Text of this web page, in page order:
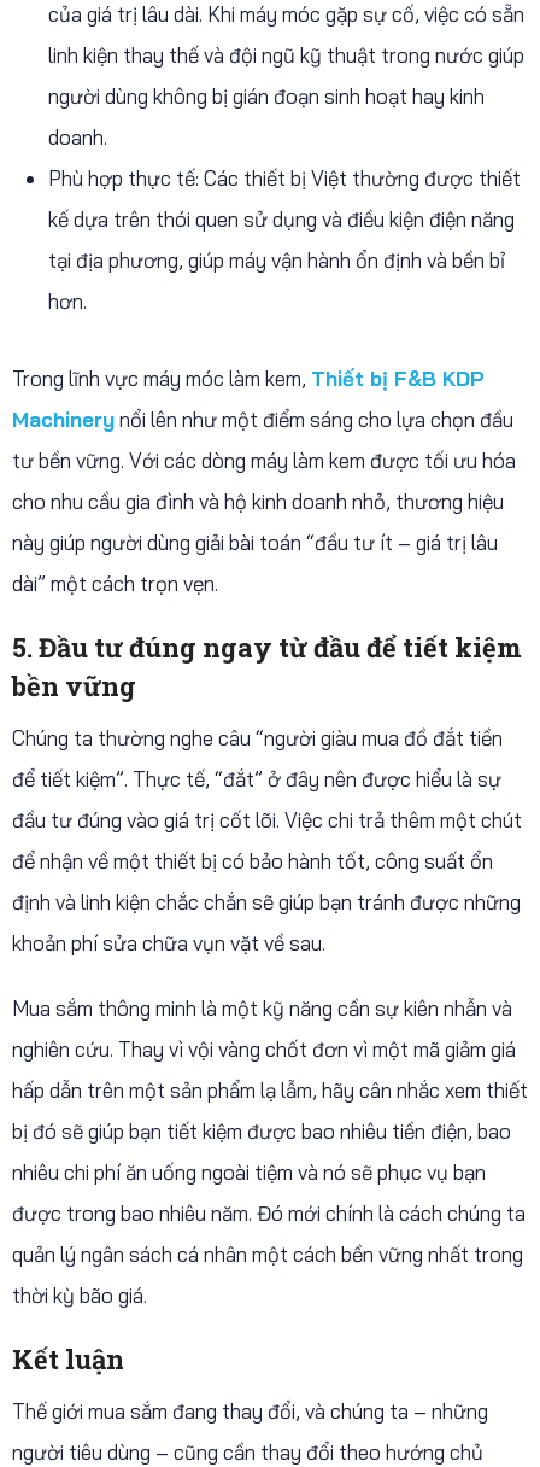
của giá trị lâu dài. Khi máy móc gặp sự cố, việc có sẵn
linh kiện thay thế và đội ngũ kỹ thuật trong nước giúp
người dùng không bị gián đoạn sinh hoạt hay kinh
doanh.
Phù hợp thực tế: Các thiết bị Việt thường được thiết
kế dựa trên thói quen sử dụng và điều kiện điện năng
tại địa phương, giúp máy vận hành ổn định và bền bỉ
hơn.
Trong lĩnh vực máy móc làm kem, Thiết bị F&B KDP
Machinerynổi lên như một điểm sáng cho lựa chọn đầu
tư bền vững. Với các dòng máy làm kem được tối ưu hóa
cho nhu cầu gia đình và hộ kinh doanh nhỏ, thương hiệu
này giúp người dùng giải bài toán “đầu tư ít – giá trị lâu
dài” một cách trọn vẹn.
5. Đầu tư đúng ngay từ đầu để tiết kiệm
bền vững
Chúng ta thường nghe câu “người giàu mua đồ đắt tiền
để tiết kiệm”. Thực tế, “đắt” ở đây nên được hiểu là sự
đầu tư đúng vào giá trị cốt lõi. Việc chi trả thêm một chút
để nhận về một thiết bị có bảo hành tốt, công suất ổn
định và linh kiện chắc chắn sẽ giúp bạn tránh được những
khoản phí sửa chữa vụn vặt về sau.
Mua sắm thông minh là một kỹ năng cần sự kiên nhẫn và
nghiên cứu. Thay vì vội vàng chốt đơn vì một mã giảm giá
hấp dẫn trên một sản phẩm lạ lẫm, hãy cân nhắc xem thiết
bị đó sẽ giúp bạn tiết kiệm được bao nhiêu tiền điện, bao
nhiêu chi phí ăn uống ngoài tiệm và nó sẽ phục vụ bạn
được trong bao nhiêu năm. Đó mới chính là cách chúng ta
quản lý ngân sách cá nhân một cách bền vững nhất trong
thời kỳ bão giá.
Kết luận
Thế giới mua sắm đang thay đổi, và chúng ta – những
người tiêu dùng – cũng cần thay đổi theo hướng chủ